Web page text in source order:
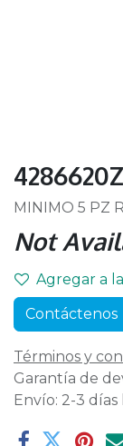
MINIMO 5 PZ
Not
Agregar a
Contáctenos
Términos y
Garantía de
Envío: 2-3 días